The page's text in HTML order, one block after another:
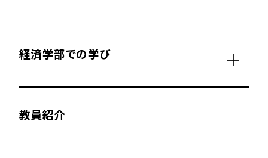
経済学部での学び
教員紹介